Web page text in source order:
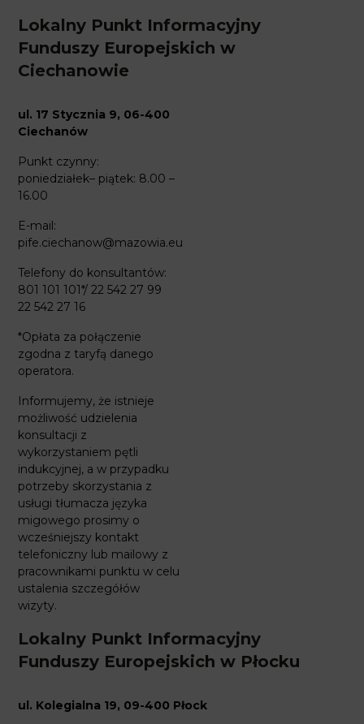
Lokalny Punkt Informacyjny
Funduszy Europejskich w
Ciechanowie
ul. 17 Stycznia 9, 06-400
Ciechanów
Punkt czynny:
poniedziałek– piątek: 8.00 –
16.00
E-mail:
pife.ciechanow@mazowia.eu
Telefony do konsultantów:
801 101 101*/ 22 542 27 99
22 542 27 16
*Opłata za połączenie
zgodna z taryfą danego
operatora.
Informujemy, że istnieje
możliwość udzielenia
konsultacji z
wykorzystaniem pętli
indukcyjnej, a w przypadku
potrzeby skorzystania z
usługi tłumacza języka
migowego prosimy o
wcześniejszy kontakt
telefoniczny lub mailowy z
pracownikami punktu w celu
ustalenia szczegółów
wizyty.
Lokalny Punkt Informacyjny
Funduszy Europejskich w Płocku
ul. Kolegialna 19, 09-400 Płock